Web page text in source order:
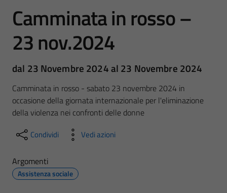
Camminata in rosso –
23 nov.2024
dal 23 Novembre 2024 al 23 Novembre 2024
Camminata in rosso - sabato 23 novembre 2024 in
occasione della giornata internazionale per l'eliminazione
della violenza nei confronti delle donne
Condividi Vedi azioni
Argomenti
Assistenza sociale